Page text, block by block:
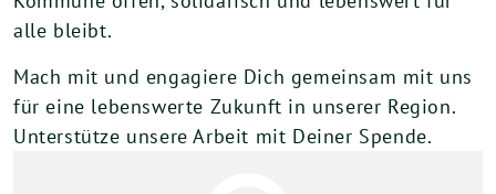
alle bleibt.
Mach mit und engagiere Dich gemeinsam mit uns
für eine lebenswerte Zukunft in unserer Region.
Unterstütze unsere Arbeit mit Deiner Spende.